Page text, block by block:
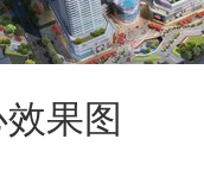
果图